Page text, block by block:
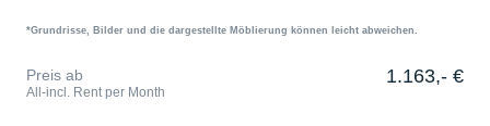
*Grundrisse, Bilder und die dargestellte Möblierung können leicht abweichen.
Preis ab
All-incl. Rent per Month
1.163,- €